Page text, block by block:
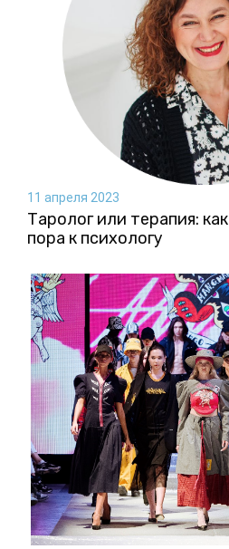
11 апреля 2023
Таролог или терапия:
пора к психологу